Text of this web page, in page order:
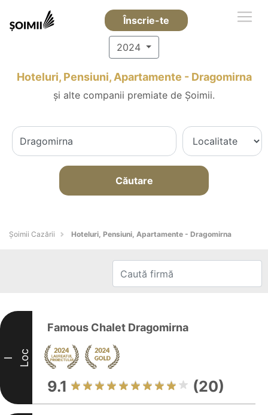
Înscrie-te
2024
Hoteluri, Pensiuni, Apartamente - Dragomirna
și alte companii premiate de Șoimii.
Căutare
Șoimii Cazării Hoteluri, Pensiuni, Apartamente - Dragomirna
I Loc
Famous Chalet Dragomirna
9.1 (20)